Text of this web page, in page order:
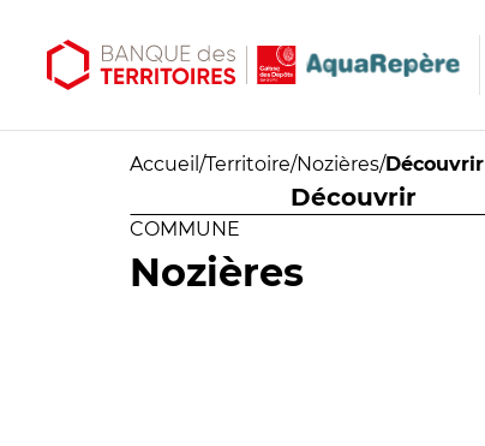
Accueil /Territoire/Nozières/Découvrir
Découvrir
COMMUNE
Nozières